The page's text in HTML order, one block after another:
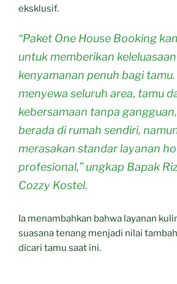
eksklusif.
“Paket One House Booking
untuk memberikan
kenyamanan penuh bagi
menyewa seluruh area, tamu
kebersamaan tanpa
berada di rumah sendiri,
merasakan standar layanan
profesional,” ungkap Bapak
Cozzy Kostel.
Ia menambahkan bahwa layanan
suasana tenang menjadi nilai
dicari tamu saat ini.